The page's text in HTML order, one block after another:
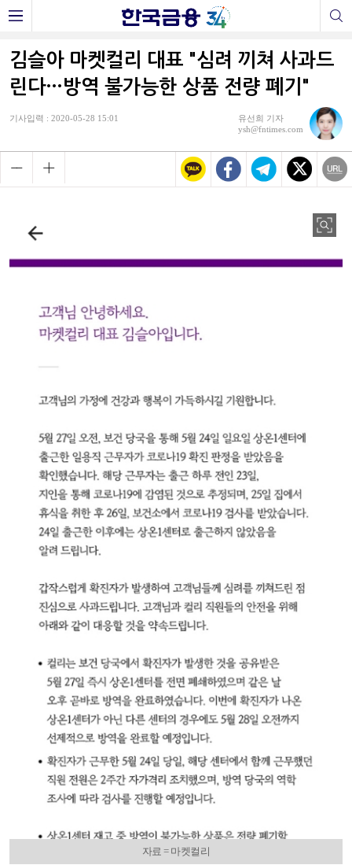
김슬아 마켓컬리 대표 "심려 끼쳐 사과드
린다…방역 불가능한 상품 전량 폐기"
기사입력 : 2020-05-28 15:01
유선희 기자
ysh@fntimes.com
자료 = 마켓컬리